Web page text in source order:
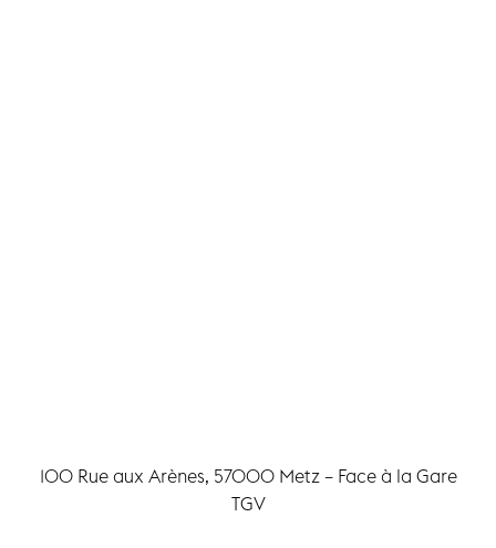
100 Rue aux Arènes, 57000 Metz – Face à la Gare
TGV